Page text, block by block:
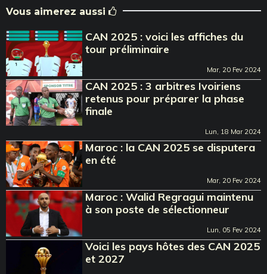
Vous aimerez aussi
CAN 2025 : voici les affiches du
tour préliminaire
Mar, 20 Fev 2024
CAN 2025 : 3 arbitres Ivoiriens
retenus pour préparer la phase
finale
Lun, 18 Mar 2024
Maroc : la CAN 2025 se disputera
en été
Mar, 20 Fev 2024
Maroc : Walid Regragui maintenu
à son poste de sélectionneur
Lun, 05 Fev 2024
Voici les pays hôtes des CAN 2025
et 2027